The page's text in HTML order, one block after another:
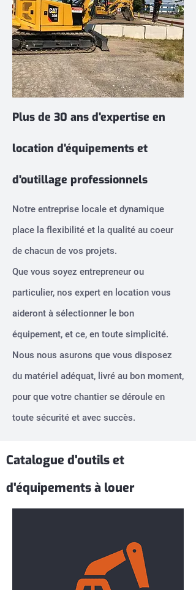
Plus de 30 ans d'expertise en
location d'équipements et
d'outillage professionnels
Notre entreprise locale et dynamique
place la flexibilité et la qualité au coeur
de chacun de vos projets.
Que vous soyez entrepreneur ou
particulier, nos expert en location vous
aideront à sélectionner le bon
équipement, et ce, en toute simplicité.
Nous nous asurons que vous disposez
du matériel adéquat, livré au bon moment,
pour que votre chantier se déroule en
toute sécurité et avec succès.
Catalogue d'outils et
d'équipements à louer